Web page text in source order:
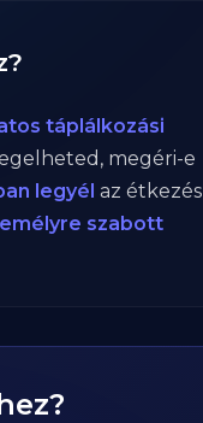
táplálkozási
megéri-e
legyél az étkezés
szabott